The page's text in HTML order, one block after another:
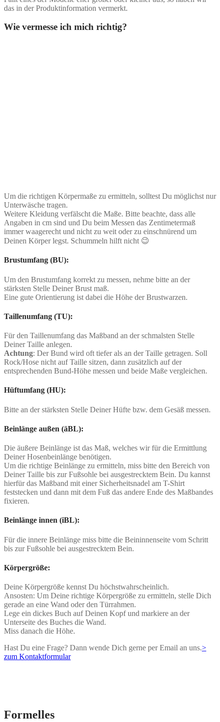
das in der Produktinformation vermerkt.
Wie vermesse ich mich richtig?
Um die richtigen Körpermaße zu ermitteln, solltest Du möglichst nur
Unterwäsche tragen.
Weitere Kleidung verfälscht die Maße. Bitte beachte, dass alle
Angaben in cm sind und Du beim Messen das Zentimetermaß
immer waagerecht und nicht zu weit oder zu einschnürend um
Deinen Körper legst. Schummeln hilft nicht 😉
Brustumfang (BU):
Um den Brustumfang korrekt zu messen, nehme bitte an der
stärksten Stelle Deiner Brust maß.
Eine gute Orientierung ist dabei die Höhe der Brustwarzen.
Taillenumfang (TU):
Für den Taillenumfang das Maßband an der schmalsten Stelle
Deiner Taille anlegen.
Achtung: Der Bund wird oft tiefer als an der Taille getragen. Soll
Rock/Hose nicht auf Taille sitzen, dann zusätzlich auf der
entsprechenden Bund-Höhe messen und beide Maße vergleichen.
Hüftumfang (HU):
Bitte an der stärksten Stelle Deiner Hüfte bzw. dem Gesäß messen.
Beinlänge außen (äBL):
Die äußere Beinlänge ist das Maß, welches wir für die Ermittlung
Deiner Hosenbeinlänge benötigen.
Um die richtige Beinlänge zu ermitteln, miss bitte den Bereich von
Deiner Taille bis zur Fußsohle bei ausgestrecktem Bein. Du kannst
hierfür das Maßband mit einer Sicherheitsnadel am T-Shirt
feststecken und dann mit dem Fuß das andere Ende des Maßbandes
fixieren.
Beinlänge innen (iBL):
Für die innere Beinlänge miss bitte die Beininnenseite vom Schritt
bis zur Fußsohle bei ausgestrecktem Bein.
Körpergröße:
Deine Körpergröße kennst Du höchstwahrscheinlich.
Ansosten: Um Deine richtige Körpergröße zu ermitteln, stelle Dich
gerade an eine Wand oder den Türrahmen.
Lege ein dickes Buch auf Deinen Kopf und markiere an der
Unterseite des Buches die Wand.
Miss danach die Höhe.
Hast Du eine Frage? Dann wende Dich gerne per Email an uns.>
zum Kontaktformular
Formelles